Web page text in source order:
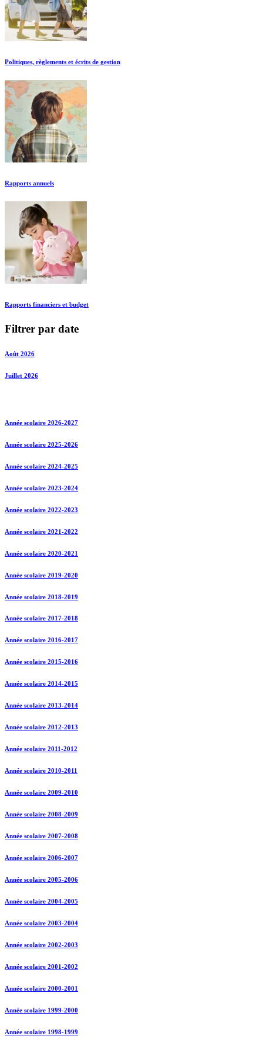
Politiques, règlements et écrits de gestion
Rapports annuels
Rapports financiers et budget
Filtrer par date
Août 2026
Juillet 2026
Année scolaire 2026-2027
Année scolaire 2025-2026
Année scolaire 2024-2025
Année scolaire 2023-2024
Année scolaire 2022-2023
Année scolaire 2021-2022
Année scolaire 2020-2021
Année scolaire 2019-2020
Année scolaire 2018-2019
Année scolaire 2017-2018
Année scolaire 2016-2017
Année scolaire 2015-2016
Année scolaire 2014-2015
Année scolaire 2013-2014
Année scolaire 2012-2013
Année scolaire 2011-2012
Année scolaire 2010-2011
Année scolaire 2009-2010
Année scolaire 2008-2009
Année scolaire 2007-2008
Année scolaire 2006-2007
Année scolaire 2005-2006
Année scolaire 2004-2005
Année scolaire 2003-2004
Année scolaire 2002-2003
Année scolaire 2001-2002
Année scolaire 2000-2001
Année scolaire 1999-2000
Année scolaire 1998-1999